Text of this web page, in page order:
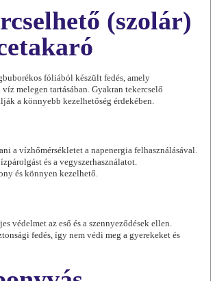
(szolár)
fóliából készült fedés, amely
víz melegen tartásában. Gyakran tekercselő
a könnyebb kezelhetőség érdekében.
a vízhőmérsékletet a napenergia felhasználásával.
és a vegyszerhasználatot.
és könnyen kezelhető.
védelmet az eső és a szennyeződések ellen.
fedés, így nem védi meg a gyerekeket és